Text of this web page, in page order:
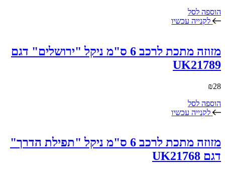
הוספה לסל
לקנייה עכשיו
מזוזה מתכת לרכב 6 ס"מ ניקל "ירושלים" דגם
UK21789
₪28
הוספה לסל
לקנייה עכשיו
מזוזה מתכת לרכב 6 ס"מ ניקל "תפילת הדרך"
דגם UK21768